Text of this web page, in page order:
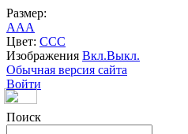
Размер:
AAA
Цвет: CCC
Изображения Вкл.Выкл.
Обычная версия сайта
Войти
Поиск